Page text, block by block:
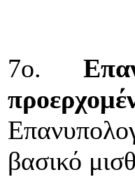
7ο.
βασικό